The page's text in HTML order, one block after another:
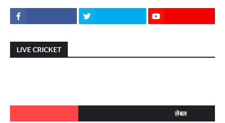
LIVE CRICKET
लेबल